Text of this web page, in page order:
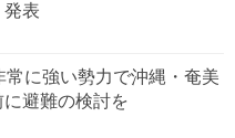
発表
に強い勢力で沖縄・奄美
避難の検討を